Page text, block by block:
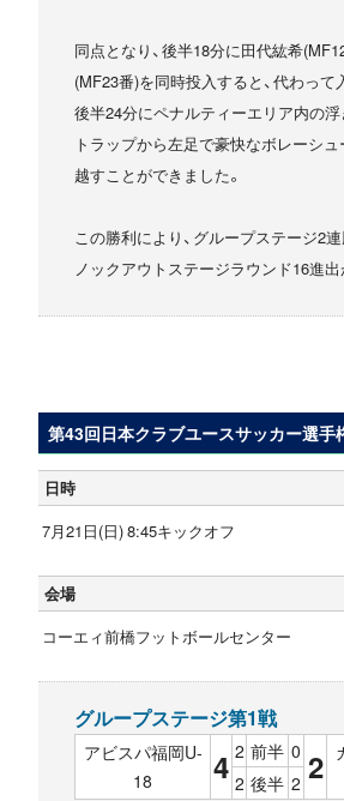
同点となり、後半18分に田代紘希
(MF23番)を同時投入すると、代わっ
後半24分にペナルティーエリア内の
トラップから左足で豪快なボレーシュ
越すことができました。
この勝利により、グループステージ2連
ノックアウトステージラウンド16進出
第43回日本クラブユースサッカー選手
日時
7月21日(日) 8:45キックオフ
会場
コーエィ前橋フットボールセンター
グループステージ第1戦
アビスパ福岡U-
18
4 2 前半 0 2
2 後半 2